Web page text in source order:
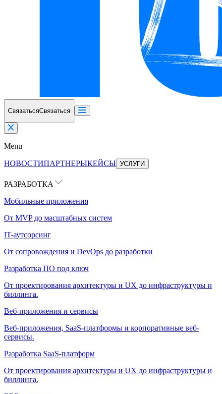
СвязатьсяСвязаться
Menu
НОВОСТИПАРТНЕРЫКЕЙСЫ УСЛУГИ
РАЗРАБОТКА
Мобильные приложения
От MVP до масштабных систем
IT-аутсорсинг
От сопровождения и DevOps до разработки
Разработка ПО под ключ
От проектирования архитектуры и UX до инфраструктуры и
биллинга.
Веб-приложения и сервисы
Веб-приложения, SaaS-платформы и корпоративные веб-
сервисы.
Разработка SaaS-платформ
От проектирования архитектуры и UX до инфраструктуры и
биллинга.